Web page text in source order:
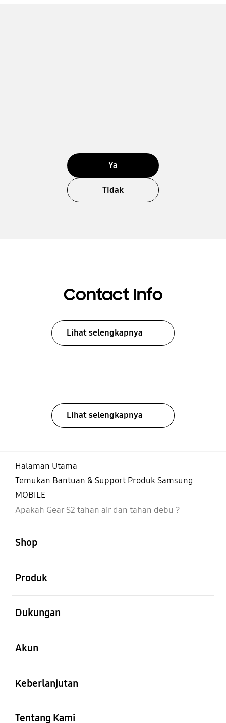
Ya
Tidak
Contact Info
Lihat selengkapnya
Lihat selengkapnya
Halaman Utama
Temukan Bantuan & Support Produk Samsung
MOBILE
Apakah Gear S2 tahan air dan tahan debu ?
Shop
Produk
Dukungan
Akun
Keberlanjutan
Tentang Kami